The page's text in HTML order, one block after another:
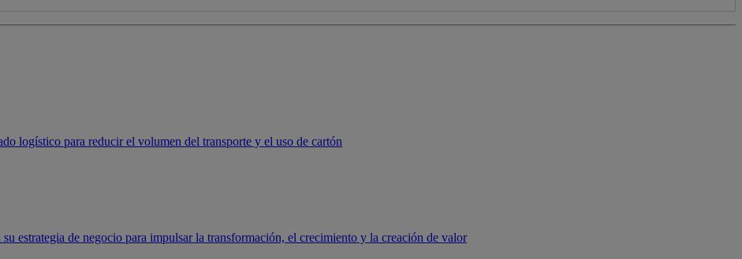
logístico para reducir el volumen del transporte y el uso de cartón
estrategia de negocio para impulsar la transformación, el crecimiento y la creación de valor